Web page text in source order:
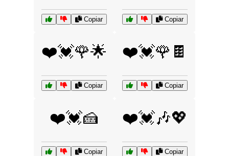
Copiar Copiar
❤️💓🌹🌟
Copiar
❤️💓🌹🍫
Copiar
❤️💓🍰
Copiar
❤️💓🎶💖
Copiar